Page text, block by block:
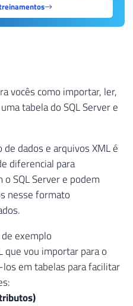
vocês como importar, ler,
tabela do SQL Server e
dados e arquivos XML é
diferencial para
SQL Server e podem
nesse formato
exemplo
que vou importar para o
em tabelas para facilitar